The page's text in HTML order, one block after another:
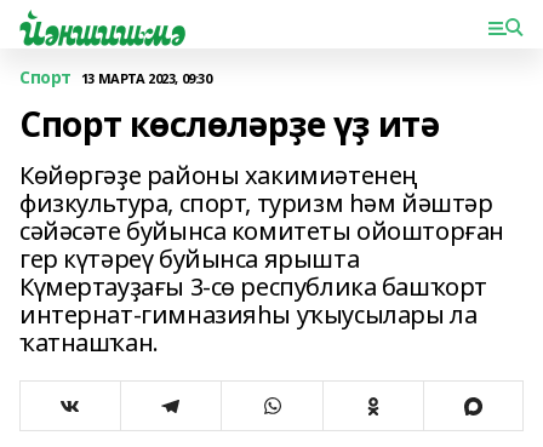
Спорт 13 МАРТА 2023, 09:30
Спорт көслөләрҙе үҙ итә
Көйөргәҙе районы хакимиәтенең
физкультура, спорт, туризм һәм йәштәр
сәйәсәте буйынса комитеты ойошторған
гер күтәреү буйынса ярышта
Күмертауҙағы 3-сө республика башҡорт
интернат-гимназияһы уҡыусылары ла
ҡатнашҡан.